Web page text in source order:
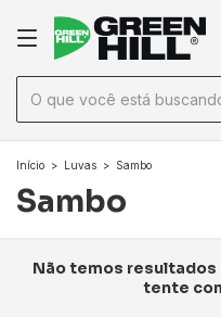
Início > Luvas > Sambo
Sambo
Não temos resultados
tente